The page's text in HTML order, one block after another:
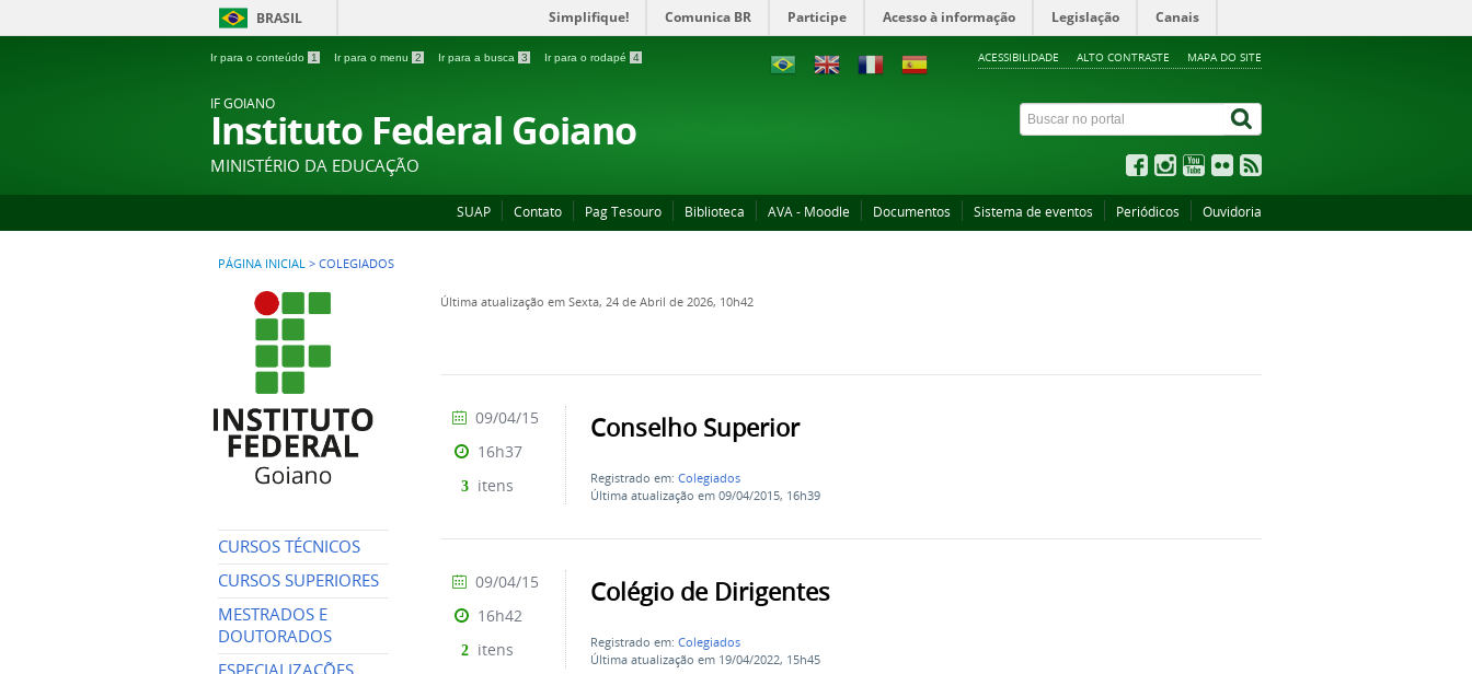
BRASIL Simplifique! Comunica BR Participe Acesso à informação Legislação Canais
Ir para o conteúdo 1 Ir para o menu 2 Ir para a busca 3 Ir para o rodapé 4 ACESSIBILIDADE ALTO CONTRASTE MAPA DO SITE
IF GOIANO
Instituto Federal Goiano
MINISTÉRIO DA EDUCAÇÃO
SUAP Contato Pag Tesouro Biblioteca AVA - Moodle Documentos Sistema de eventos Periódicos Ouvidoria
PÁGINA INICIAL > COLEGIADOS
CURSOS TÉCNICOS
CURSOS SUPERIORES
MESTRADOS E
DOUTORADOS
Última atualização em Sexta, 24 de Abril de 2026, 10h42
Conselho Superior
Registrado em:Colegiados
Última atualização em 09/04/2015, 16h39
09/04/15
16h37
3 itens
Colégio de Dirigentes
Registrado em:Colegiados
Última atualização em 19/04/2022, 15h45
09/04/15
16h42
2 itens